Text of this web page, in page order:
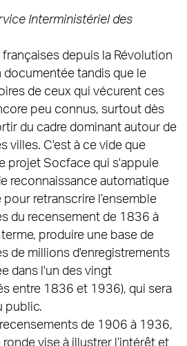
Interministériel des
françaises depuis la Révolution
documentée tandis que le
de ceux qui vécurent ces
peu connus, surtout dès
du cadre dominant autour de
villes. C'est à ce vide que
projet Socface qui s'appuie
reconnaissance automatique
pour retranscrire l’ensemble
du recensement de 1836 à
produire une base de
de millions d'enregistrements
dans l'un des vingt
entre 1836 et 1936), qui sera
public.
de 1906 à 1936,
vise à illustrer l’intérêt et